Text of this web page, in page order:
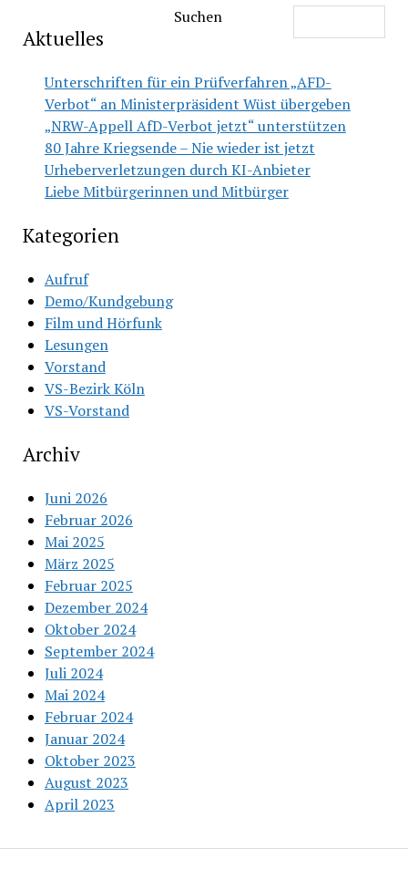
Suchen
Aktuelles
Unterschriften für ein Prüfverfahren „AFD-
Verbot“ an Ministerpräsident Wüst übergeben
„NRW-Appell AfD-Verbot jetzt“ unterstützen
80 Jahre Kriegsende – Nie wieder ist jetzt
Urheberverletzungen durch KI-Anbieter
Liebe Mitbürgerinnen und Mitbürger
Kategorien
Aufruf
Demo/Kundgebung
Film und Hörfunk
Lesungen
Vorstand
VS-Bezirk Köln
VS-Vorstand
Archiv
Juni 2026
Februar 2026
Mai 2025
März 2025
Februar 2025
Dezember 2024
Oktober 2024
September 2024
Juli 2024
Mai 2024
Februar 2024
Januar 2024
Oktober 2023
August 2023
April 2023